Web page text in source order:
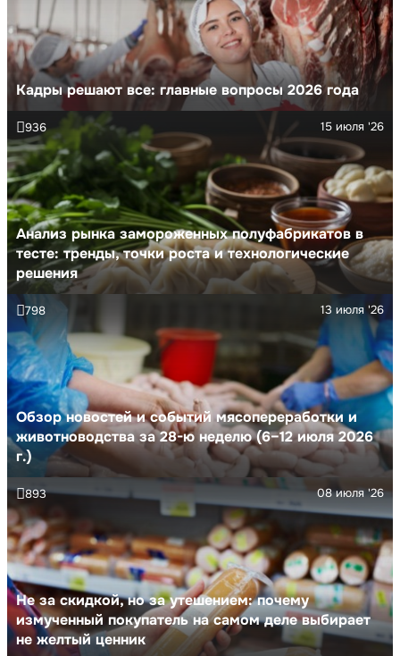
Кадры решают все: главные вопросы 2026 года
Анализ рынка замороженных полуфабрикатов в
тесте: тренды, точки роста и технологические
решения
15 июля '26
936
Обзор новостей и событий мясопереработки и
животноводства за 28-ю неделю (6–12 июля 2026
г.)
13 июля '26
798
Не за скидкой, но за утешением: почему
измученный покупатель на самом деле выбирает
не желтый ценник
08 июля '26
893